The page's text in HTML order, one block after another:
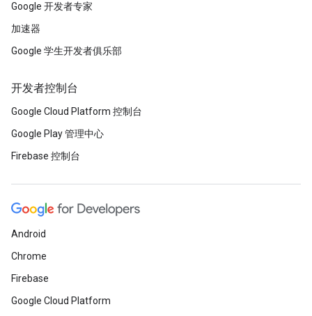
Google 开发者专家
加速器
Google 学生开发者俱乐部
开发者控制台
Google Cloud Platform 控制台
Google Play 管理中心
Firebase 控制台
Android
Chrome
Firebase
Google Cloud Platform